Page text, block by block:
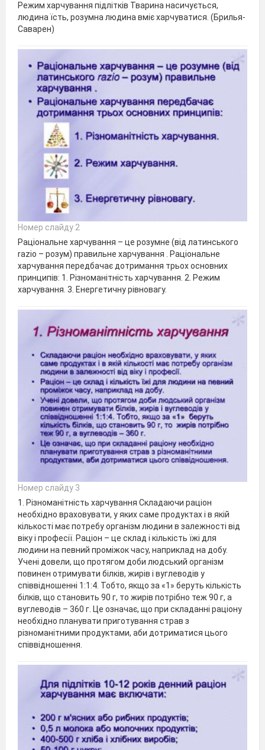
Режим харчування підлітків Тварина насичується,
людина їсть, розумна людина вміє харчуватися. (Брилья-
Саварен)
Номер слайду 2
Раціональне харчування – це розумне (від латинського
razio – розум) правильне харчування . Раціональне
харчування передбачає дотримання трьох основних
принципів: 1. Різноманітність харчування. 2. Режим
харчування. 3. Енергетичну рівновагу.
Номер слайду 3
1. Різноманітність харчування Складаючи раціон
необхідно враховувати, у яких саме продуктах і в якій
кількості має потребу організм людини в залежності від
віку і професії. Раціон – це склад і кількість їжі для
людини на певний проміжок часу, наприклад на добу.
Учені довели, що протягом доби людський організм
повинен отримувати білків, жирів і вуглеводів у
співвідношенні 1:1:4. Тобто, якщо за «1» беруть кількість
білків, що становить 90 г, то жирів потрібно теж 90 г, а
вуглеводів – 360 г. Це означає, що при складанні раціону
необхідно планувати приготування страв з
різноманітними продуктами, аби дотриматися цього
співвідношення.